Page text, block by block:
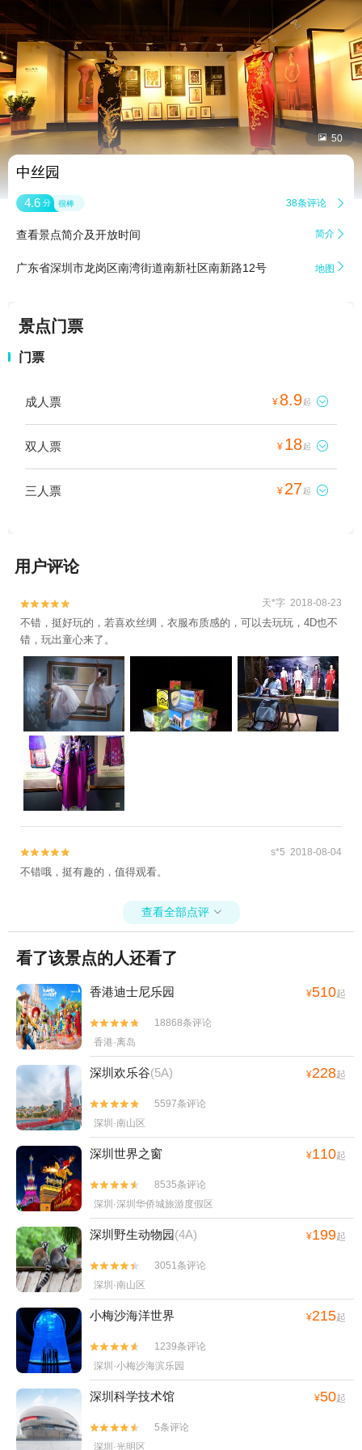
 50
中丝园
4.6 分 很棒 38条评论 
查看景点简介及开放时间 简介 
广东省深圳市龙岗区南湾街道南新社区南新路12号 地图 
景点门票
门票
成人票 ¥ 8.9起 
双人票 ¥ 18起 
三人票 ¥ 27起 
用户评论

 天*字 2018-08-23
不错，挺好玩的，若喜欢丝绸，衣服布质感的，可以去玩玩，4D也不
错，玩出童心来了。

 s*5 2018-08-04
不错哦，挺有趣的，值得观看。
查看全部点评 
看了该景点的人还看了
香港迪士尼乐园 ¥510起


18868条评论
香港·离岛
深圳欢乐谷(5A) ¥228起


5597条评论
深圳·南山区
深圳世界之窗 ¥110起


8535条评论
深圳·深圳华侨城旅游度假区
深圳野生动物园(4A) ¥199起


3051条评论
深圳·南山区
小梅沙海洋世界 ¥215起


1239条评论
深圳·小梅沙海滨乐园
深圳科学技术馆 ¥50起


5条评论
深圳·光明区
